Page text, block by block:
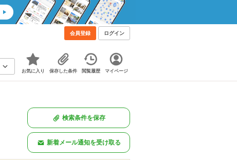
会員登録 ログイン
お気に入り 保存した条件 閲覧履歴 マイページ
検索条件を保存
新着メール通知を受け取る